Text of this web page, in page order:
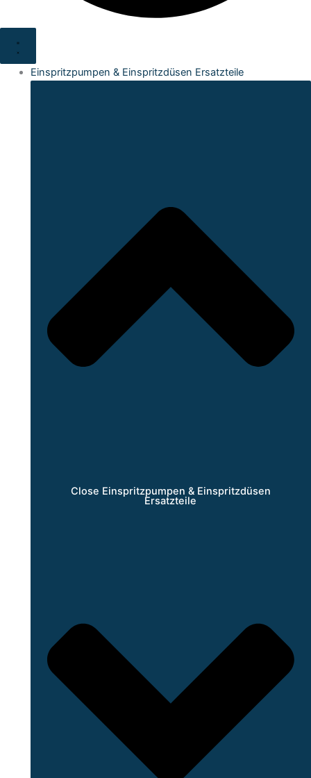
Einspritzpumpen & Einspritzdüsen Ersatzteile
Close Einspritzpumpen & Einspritzdüsen
Ersatzteile